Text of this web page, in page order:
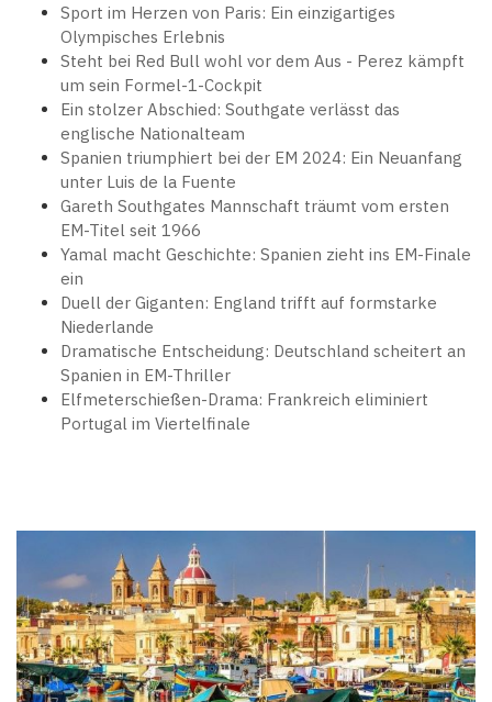
Sport im Herzen von Paris: Ein einzigartiges
Olympisches Erlebnis
Steht bei Red Bull wohl vor dem Aus - Perez kämpft
um sein Formel-1-Cockpit
Ein stolzer Abschied: Southgate verlässt das
englische Nationalteam
Spanien triumphiert bei der EM 2024: Ein Neuanfang
unter Luis de la Fuente
Gareth Southgates Mannschaft träumt vom ersten
EM-Titel seit 1966
Yamal macht Geschichte: Spanien zieht ins EM-Finale
ein
Duell der Giganten: England trifft auf formstarke
Niederlande
Dramatische Entscheidung: Deutschland scheitert an
Spanien in EM-Thriller
Elfmeterschießen-Drama: Frankreich eliminiert
Portugal im Viertelfinale